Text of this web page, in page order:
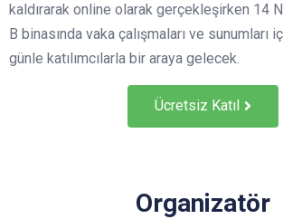
kaldırarak online olarak gerçekleşirken 14
B binasında vaka çalışmaları ve sunumları
günle katılımcılarla bir araya gelecek.
Ücretsiz Katıl
Organizatör